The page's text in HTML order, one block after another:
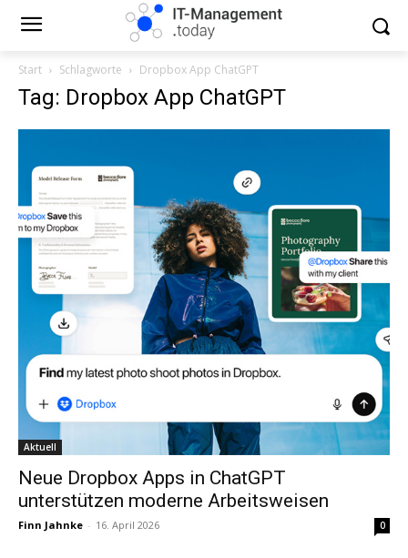
Start Schlagworte Dropbox App ChatGPT
Tag: Dropbox App ChatGPT
Aktuell
Neue Dropbox Apps in ChatGPT
unterstützen moderne Arbeitsweisen
Finn Jahnke - 16. April 2026 0